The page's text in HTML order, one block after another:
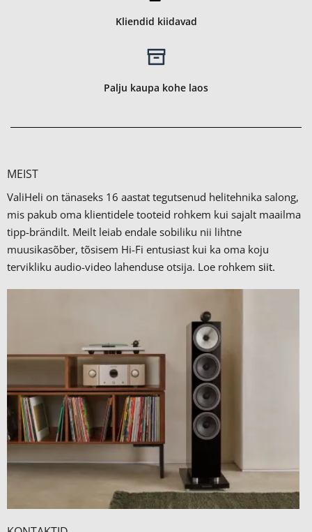
Kliendid kiidavad
Palju kaupa kohe laos
MEIST
ValiHeli on tänaseks 16 aastat tegutsenud helitehnika salong,
mis pakub oma klientidele tooteid rohkem kui sajalt maailma
tipp-brändilt. Meilt leiab endale sobiliku nii lihtne
muusikasõber, tõsisem Hi-Fi entusiast kui ka oma koju
tervikliku audio-video lahenduse otsija. Loe rohkem siit.